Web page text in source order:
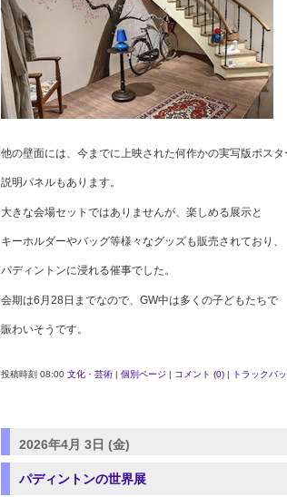
他の壁面には、今までに上映された何作かの実写版ポスタ
説明パネルもあります。
大きな会場セットではありませんが、楽しめる展示と
キーホルダーやバッグ等様々なグッズも販売されており、
パディントンに浸れる催事でした。
会期は6月28日までなので、GW中は多くの子どもたちで
賑わいそうです。
投稿時刻 08:00 文化・芸術 | 個別ページ | コメント (0) | トラックバ
2026年4月 3日 (金)
パディントンの世界展